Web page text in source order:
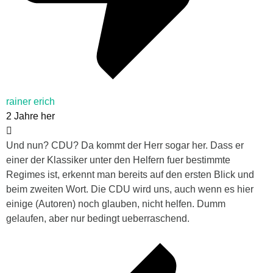
rainer erich
2 Jahre her
Und nun? CDU? Da kommt der Herr sogar her. Dass er
einer der Klassiker unter den Helfern fuer bestimmte
Regimes ist, erkennt man bereits auf den ersten Blick und
beim zweiten Wort. Die CDU wird uns, auch wenn es hier
einige (Autoren) noch glauben, nicht helfen. Dumm
gelaufen, aber nur bedingt ueberraschend.